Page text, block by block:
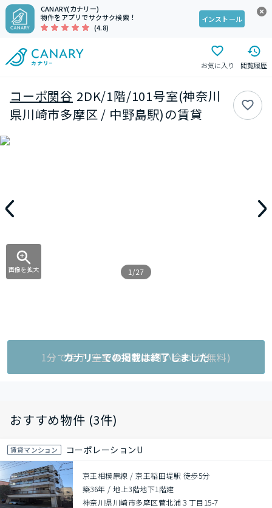
CANARY(カナリー)
物件をアプリでサクサク検索！
(4.8)
インストール
お気に入り 閲覧履歴
コーポ関谷 2DK/1階/101号室(神奈川
県川崎市多摩区 / 中野島駅)の賃貸
画像を拡大 1/27
1分で完了!空室状況をお問い合わせ(無料)
カナリーでの掲載は終了しました
おすすめ物件 (3件)
賃貸マンション コーポレーションU
京王相模原線 / 京王稲田堤駅 徒歩5分
築36年 /地上3階地下1階建
神奈川県川崎市多摩区菅北浦３丁目15-7